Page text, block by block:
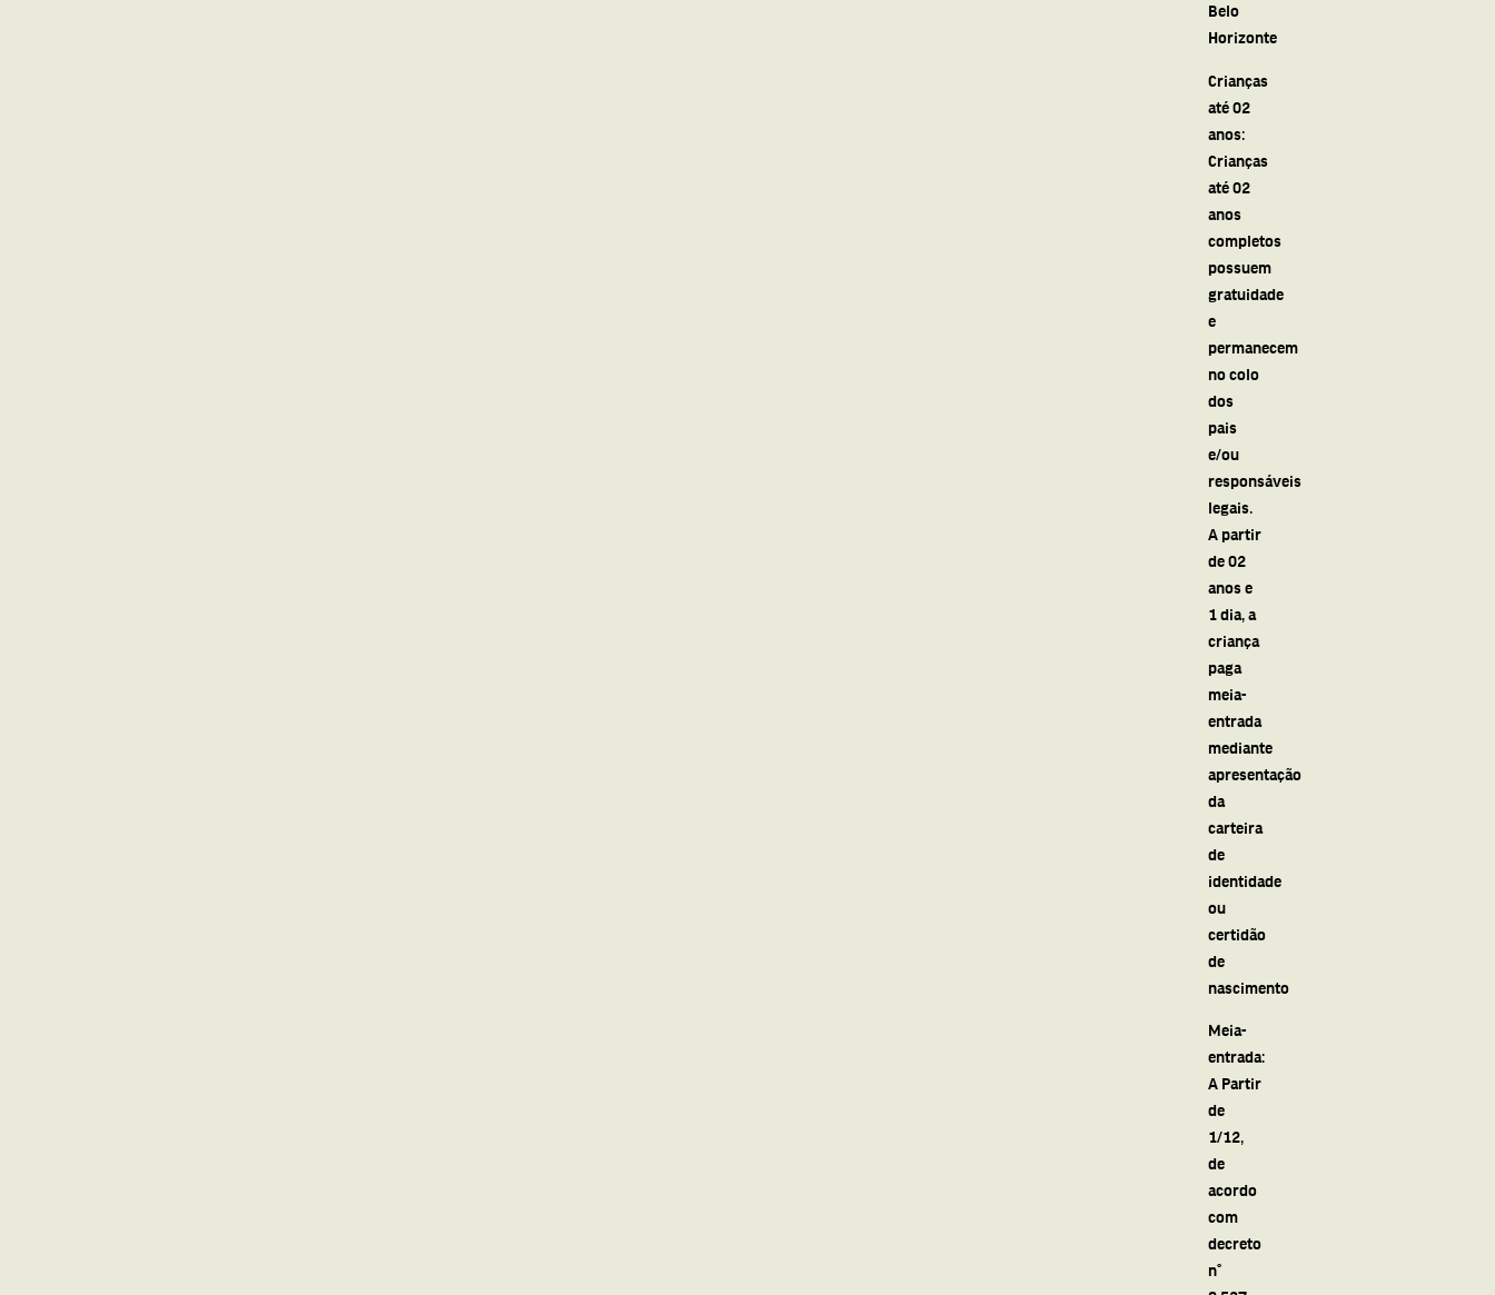
Belo
Horizonte
Crianças
até 02
anos:
Crianças
até 02
anos
completos
possuem
gratuidade
e
permanecem
no colo
dos
pais
e/ou
responsáveis
legais.
A partir
de 02
anos e
1 dia, a
criança
paga
meia-
entrada
mediante
apresentação
da
carteira
de
identidade
ou
certidão
de
nascimento
Meia-
entrada:
A Partir
de
1/12,
de
acordo
com
decreto
n°